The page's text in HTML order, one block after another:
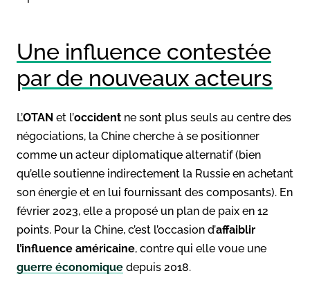
Une influence contestée
par de nouveaux acteurs
L’OTAN et l’occident ne sont plus seuls au centre des
négociations, la Chine cherche à se positionner
comme un acteur diplomatique alternatif (bien
qu’elle soutienne indirectement la Russie en achetant
son énergie et en lui fournissant des composants). En
février 2023, elle a proposé un plan de paix en 12
points. Pour la Chine, c’est l’occasion d’affaiblir
l’influence américaine, contre qui elle voue une
guerre économique depuis 2018.